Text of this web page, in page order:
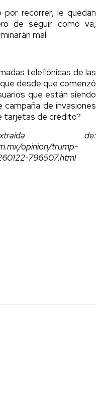
recorrer, le quedan
de seguir como va,
mal.
telefónicas de las
desde que comenzó
que están siendo
de invasiones
tarjetas de crédito?
de:
opinion/trump-
796507.html